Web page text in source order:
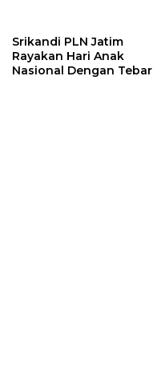
Srikandi PLN Jatim
Rayakan Hari Anak
Nasional Dengan Tebar